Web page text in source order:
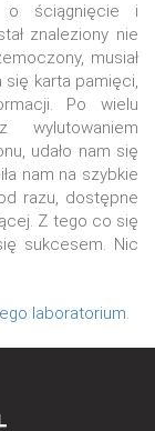
o ściągnięcie i
znaleziony nie
musiał
się karta pamięci,
Po wielu
wylutowaniem
udało nam się
nam na szybkie
razu, dostępne
Z tego co się
sukcesem. Nic
laboratorium.